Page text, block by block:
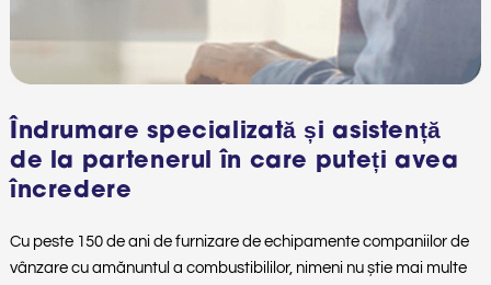
Îndrumare specializată și asistență
de la partenerul în care puteți avea
încredere
Cu peste 150 de ani de furnizare de echipamente companiilor de
vânzare cu amănuntul a combustibililor, nimeni nu știe mai multe